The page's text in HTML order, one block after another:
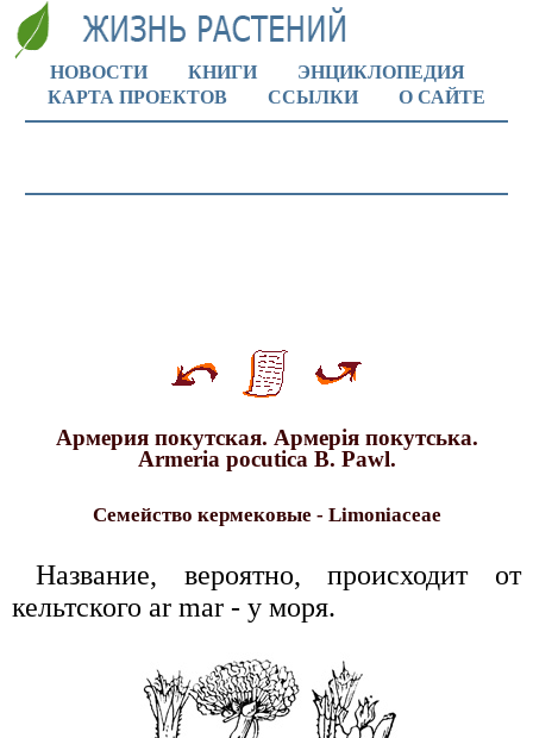
НОВОСТИ КНИГИ
ЭНЦИКЛОПЕДИЯ
КАРТА ПРОЕКТОВ
ССЫЛКИ О САЙТЕ
Армерия покутская. Армерiя покутська.
Armeria pocutica B. Pawl.
Семейство кермековые - Limoniaceae
Название, вероятно, происходит от
кельтского ar mar - у моря.